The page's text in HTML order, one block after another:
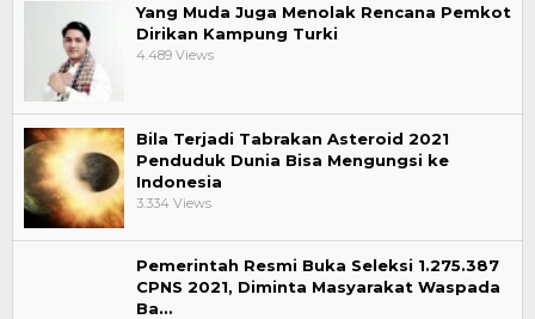
Yang Muda Juga Menolak Rencana Pemkot
Dirikan Kampung Turki
4.489 Views
Bila Terjadi Tabrakan Asteroid 2021
Penduduk Dunia Bisa Mengungsi ke
Indonesia
3.334 Views
Pemerintah Resmi Buka Seleksi 1.275.387
CPNS 2021, Diminta Masyarakat Waspada
Ba…